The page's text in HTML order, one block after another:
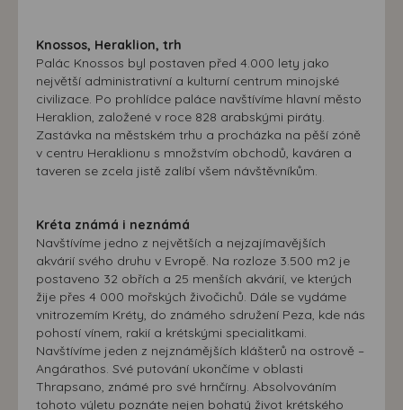
Knossos, Heraklion, trh
Palác Knossos byl postaven před 4.000 lety jako
největší administrativní a kulturní centrum minojské
civilizace. Po prohlídce paláce navštívíme hlavní město
Heraklion, založené v roce 828 arabskými piráty.
Zastávka na městském trhu a procházka na pěší zóně
v centru Heraklionu s množstvím obchodů, kaváren a
taveren se zcela jistě zalíbí všem návštěvníkům.
Kréta známá i neznámá
Navštívíme jedno z největších a nejzajímavějších
akvárií svého druhu v Evropě. Na rozloze 3.500 m2 je
postaveno 32 obřích a 25 menších akvárií, ve kterých
žije přes 4 000 mořských živočichů. Dále se vydáme
vnitrozemím Kréty, do známého sdružení Peza, kde nás
pohostí vínem, rakií a krétskými specialitkami.
Navštívíme jeden z nejznámějších klášterů na ostrově –
Angárathos. Své putování ukončíme v oblasti
Thrapsano, známé pro své hrnčírny. Absolvováním
tohoto výletu poznáte nejen bohatý život krétského